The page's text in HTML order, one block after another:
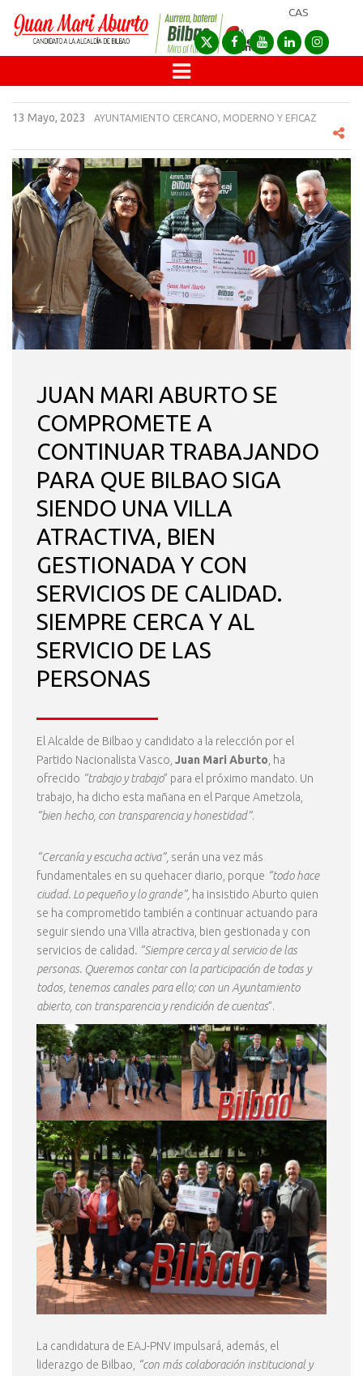
CAS
13 Mayo, 2023 AYUNTAMIENTO CERCANO, MODERNO Y EFICAZ
JUAN MARI ABURTO SE
COMPROMETE A
CONTINUAR TRABAJANDO
PARA QUE BILBAO SIGA
SIENDO UNA VILLA
ATRACTIVA, BIEN
GESTIONADA Y CON
SERVICIOS DE CALIDAD.
SIEMPRE CERCA Y AL
SERVICIO DE LAS
PERSONAS
El Alcalde de Bilbao y candidato a la relección por el
Partido Nacionalista Vasco, Juan Mari Aburto , ha
ofrecido “trabajo y trabajo” para el próximo mandato. Un
trabajo, ha dicho esta mañana en el Parque Ametzola,
“bien hecho, con transparencia y honestidad”.
“Cercanía y escucha activa”, serán una vez más
fundamentales en su quehacer diario, porque “todo hace
ciudad. Lo pequeño y lo grande”, ha insistido Aburto quien
se ha comprometido también a continuar actuando para
seguir siendo una Villa atractiva, bien gestionada y con
servicios de calidad. “Siempre cerca y al servicio de las
personas. Queremos contar con la participación de todas y
todos, tenemos canales para ello; con un Ayuntamiento
abierto, con transparencia y rendición de cuentas”.
La candidatura de EAJ-PNV impulsará, además, el
liderazgo de Bilbao,
“con más colaboración institucional y